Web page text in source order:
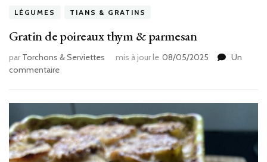
LÉGUMES TIANS & GRATINS
Gratin de poireaux thym & parmesan
par Torchons & Serviettes mis à jour le 08/05/2025
Un
commentairesur
poireaux
thym
&
parmesan